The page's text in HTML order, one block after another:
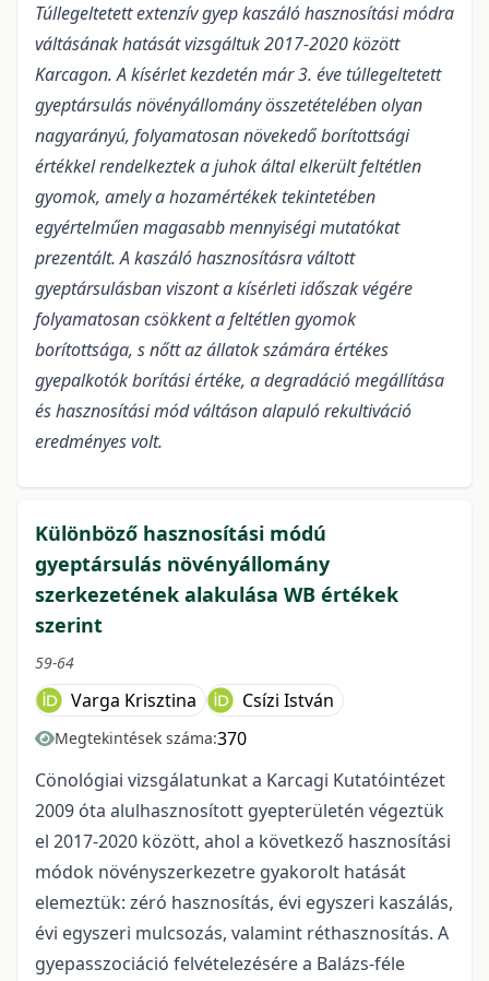
Túllegeltetett extenzív gyep kaszáló hasznosítási módra
váltásának hatását vizsgáltuk 2017-2020 között
Karcagon. A kísérlet kezdetén már 3. éve túllegeltetett
gyeptársulás növényállomány összetételében olyan
nagyarányú, folyamatosan növekedő borítottsági
értékkel rendelkeztek a juhok által elkerült feltétlen
gyomok, amely a hozamértékek tekintetében
egyértelműen magasabb mennyiségi mutatókat
prezentált. A kaszáló hasznosításra váltott
gyeptársulásban viszont a kísérleti időszak végére
folyamatosan csökkent a feltétlen gyomok
borítottsága, s nőtt az állatok számára értékes
gyepalkotók borítási értéke, a degradáció megállítása
és hasznosítási mód váltáson alapuló rekultiváció
eredményes volt.
Különböző hasznosítási módú
gyeptársulás növényállomány
szerkezetének alakulása WB értékek
szerint
59-64
Varga Krisztina Csízi István
Megtekintések száma:370
Cönológiai vizsgálatunkat a Karcagi Kutatóintézet
2009 óta alulhasznosított gyepterületén végeztük
el 2017-2020 között, ahol a következő hasznosítási
módok növényszerkezetre gyakorolt hatását
elemeztük: zéró hasznosítás, évi egyszeri kaszálás,
évi egyszeri mulcsozás, valamint réthasznosítás. A
gyepasszociáció felvételezésére a Balázs-féle